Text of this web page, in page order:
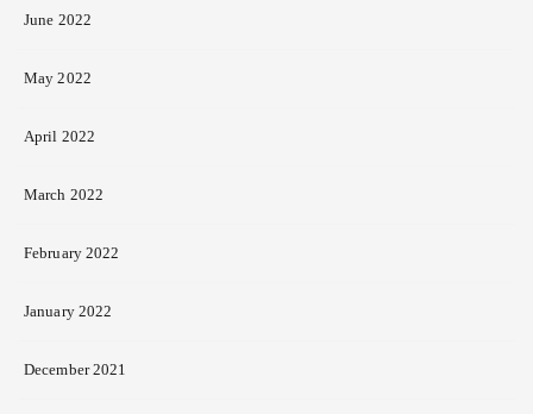
June 2022
May 2022
April 2022
March 2022
February 2022
January 2022
December 2021